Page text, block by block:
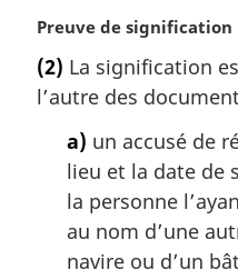
N
t
e
Preuve de signification
(2) La signification
l’autre des
a) un accusé de
lieu et la date de
la personne
au nom d’une
navire ou d’un